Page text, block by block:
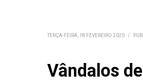
TERÇA-FEIRA, 18 FEVEREIRO 2020 /
Vândalos